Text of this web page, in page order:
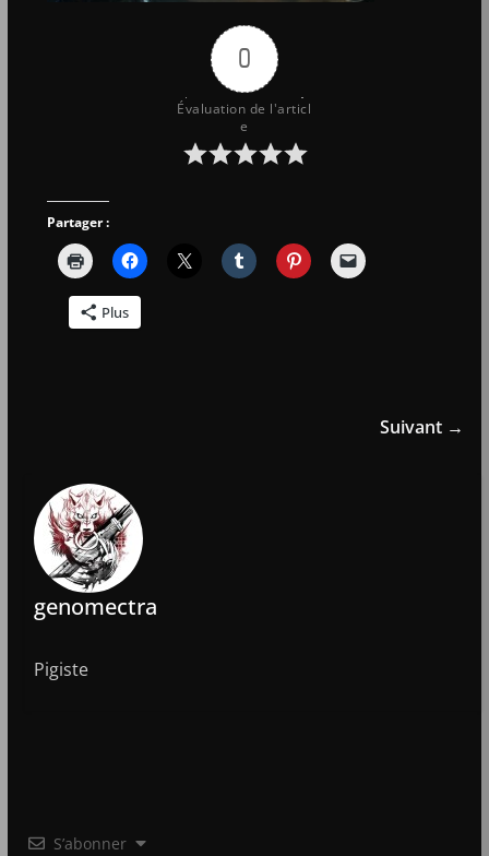
0
Évaluation de l'articl
e
Partager :
Plus
Suivant →
genomectra
Pigiste
S’abonner